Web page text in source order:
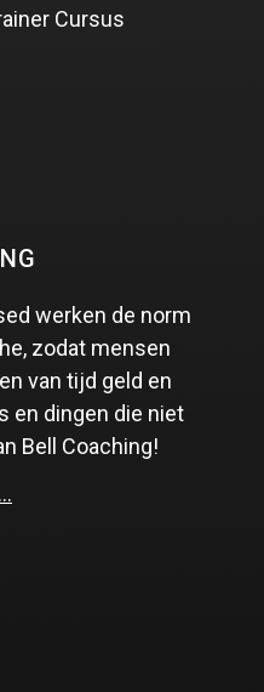
Cursus
werken de norm
zodat mensen
van tijd geld en
en dingen die niet
Bell Coaching!